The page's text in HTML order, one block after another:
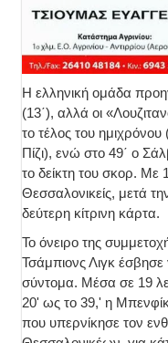
Η ελληνική ομάδα
(13΄), αλλά οι
το τέλος του
Πίζι), ενώ στο 49΄ ο
το δείκτη του σκορ. Με
Θεσσαλονικείς, μετά
δεύτερη κίτρινη κάρτα.
To όνειρο της
Τσάμπιονς Λιγκ
σύντομα. Μέσα σε 19
20' ως το 39,' η
που υπερνίκησε τον